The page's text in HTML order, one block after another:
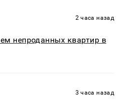
2 часа назад
непроданных квартир в
3 часа назад